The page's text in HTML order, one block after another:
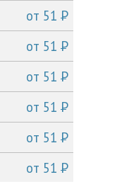
от 51P
от 51P
от 51P
от 51P
от 51P
от 51P